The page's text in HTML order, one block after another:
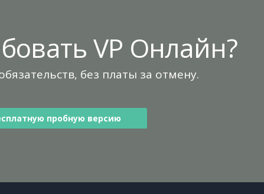
VP Онлайн?
без платы за отмену.
пробную версию